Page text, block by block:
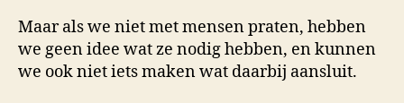
Maar als we niet met mensen praten, hebben
we geen idee wat ze nodig hebben, en kunnen
we ook niet iets maken wat daarbij aansluit.